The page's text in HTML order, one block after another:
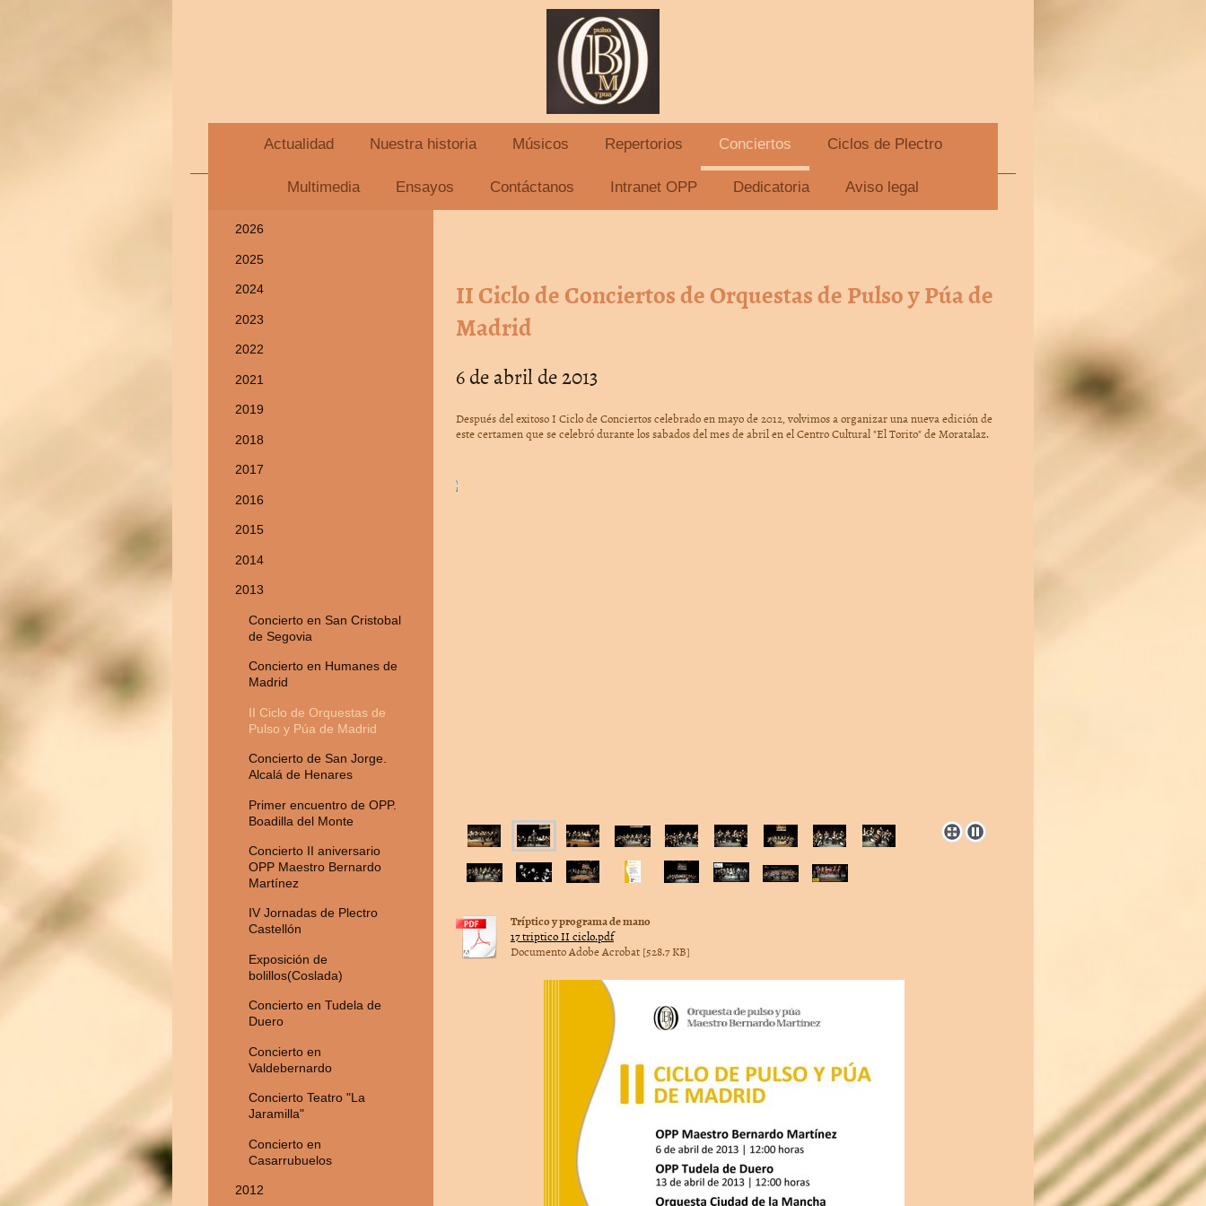
Actualidad Nuestra historia Músicos Repertorios Conciertos Ciclos de Plectro
Multimedia Ensayos Contáctanos Intranet OPP Dedicatoria Aviso legal
Orquesta de Pulso y Púa Maestro Bernardo Martínez
II Ciclo de Conciertos de Orquestas de Pulso y Púa de
Madrid
6 de abril de 2013
Después del exitoso I Ciclo de Conciertos celebrado en mayo de 2012, volvimos a organizar una nueva edición de
este certamen que se celebró durante los sabados del mes de abril en el Centro Cultural "El Torito" de Moratalaz.
Tríptico y programa de mano
17 triptico II ciclo.pdf
Documento Adobe Acrobat [528.7 KB]
2026
2025
2024
2023
2022
2021
2019
2018
2017
2016
2015
2014
2013
Concierto en San Cristobal
de Segovia
Concierto en Humanes de
Madrid
II Ciclo de Orquestas de
Pulso y Púa de Madrid
Concierto de San Jorge.
Alcalá de Henares
Primer encuentro de OPP.
Boadilla del Monte
Concierto II aniversario
OPP Maestro Bernardo
Martínez
IV Jornadas de Plectro
Castellón
Exposición de
bolillos(Coslada)
Concierto en Tudela de
Duero
Concierto en
Valdebernardo
Concierto Teatro "La
Jaramilla"
Concierto en
Casarrubuelos
2012